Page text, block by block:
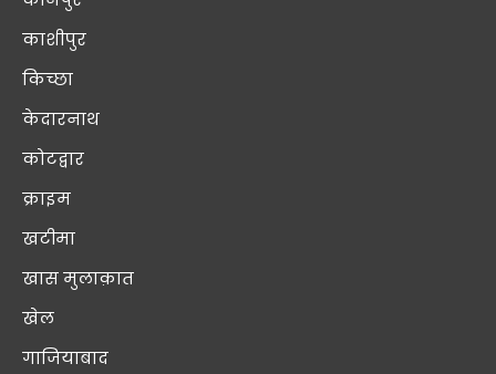
काशीपुर
किच्छा
केदारनाथ
कोटद्वार
क्राइम
खटीमा
खास मुलाक़ात
खेल
गाजियाबाद